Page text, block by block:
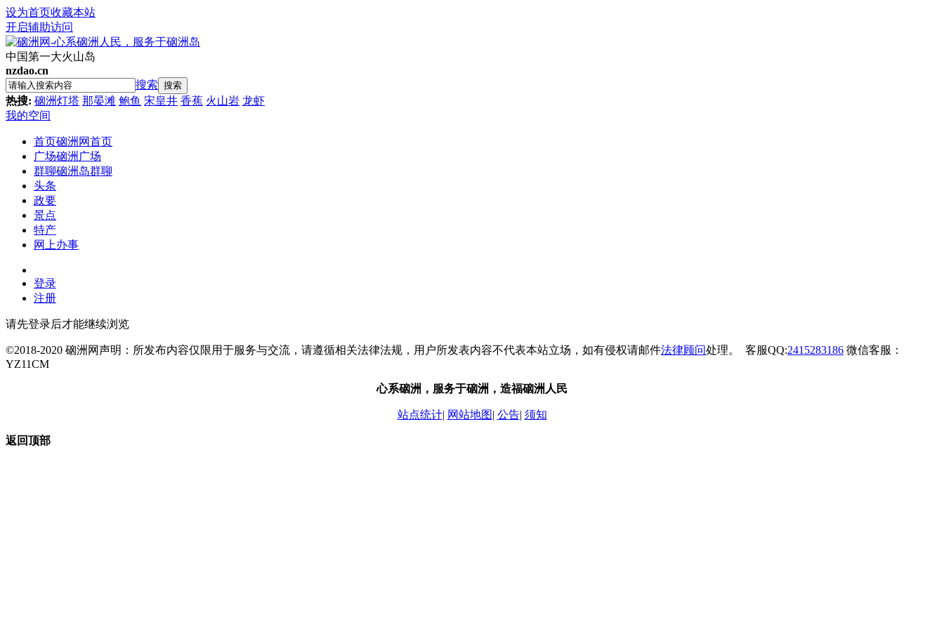
设为首页收藏本站
开启辅助访问
中国第一大火山岛
nzdao.cn
搜索 搜索
热搜: 硇洲灯塔 那晏滩 鲍鱼 宋皇井 香蕉 火山岩 龙虾
我的空间
首页硇洲网首页
广场硇洲广场
群聊硇洲岛群聊
头条
政要
景点
特产
网上办事
登录
注册
请先登录后才能继续浏览
©2018-2020 硇洲网声明：所发布内容仅限用于服务与交流，请遵循相关法律法规，用户所发表内容不代表本站立场，如有侵权请邮件法律顾问处理。 客服QQ:2415283186 微信客服：
YZ11CM
心系硇洲，服务于硇洲，造福硇洲人民
站点统计| 网站地图| 公告| 须知
返回顶部